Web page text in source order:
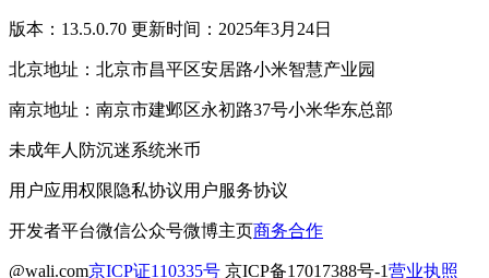
版本：13.5.0.70 更新时间：2025年3月24日
北京地址：北京市昌平区安居路小米智慧产业园
南京地址：南京市建邺区永初路37号小米华东总部
未成年人防沉迷系统米币
用户应用权限隐私协议用户服务协议
开发者平台微信公众号微博主页商务合作
@wali.com京ICP证110335号 京ICP备17017388号-1营业执照